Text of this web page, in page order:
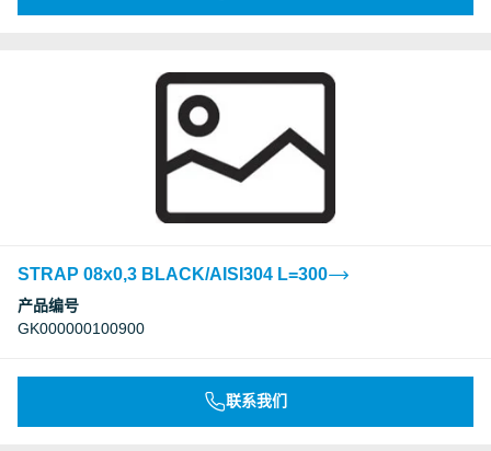
STRAP 08x0,3 BLACK/AISI304 L=300
产品编号
GK000000100900
联系我们